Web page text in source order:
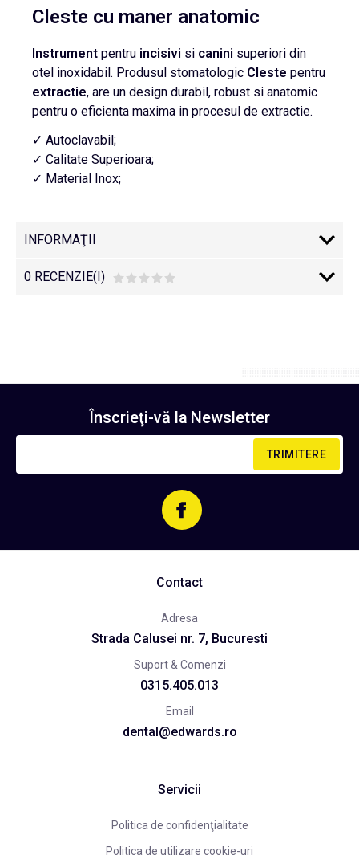
Cleste cu maner anatomic
Instrument pentru incisivi si canini superiori din
otel inoxidabil. Produsul stomatologic Cleste pentru
extractie, are un design durabil, robust si anatomic
pentru o eficienta maxima in procesul de extractie.
✓ Autoclavabil;
✓ Calitate Superioara;
✓ Material Inox;
INFORMAŢII
0 RECENZIE(I)
Înscrieţi-vă la Newsletter
TRIMITERE
Contact
Adresa
Strada Calusei nr. 7, Bucuresti
Suport & Comenzi
0315.405.013
Email
dental@edwards.ro
Servicii
Politica de confidenţialitate
Politica de utilizare cookie-uri